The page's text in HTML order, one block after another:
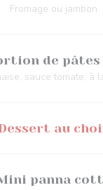
Fromage ou jambon
de pâtes
sauce tomate, à
au
panna